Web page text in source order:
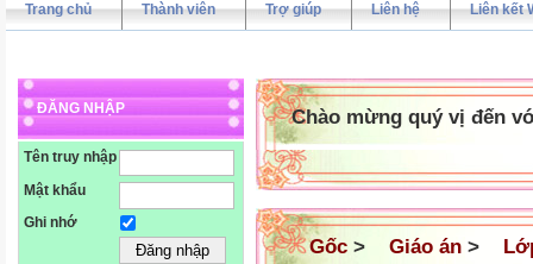
Trang chủ Thành viên Trợ giúp Liên hệ Liên kết
ĐĂNG NHẬP
Tên truy nhập
Mật khẩu
Ghi nhớ
Chào mừng quý vị đến
Gốc > Giáo án >